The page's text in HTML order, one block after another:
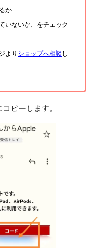
か
いないか、 をチェック
より ショップへ相談 し
ピーします。